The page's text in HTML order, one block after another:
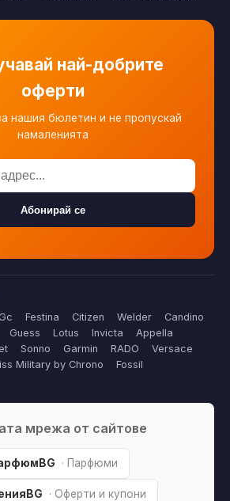
най-добрите
оферти
нашия бюлетин и не пропускай
намаленията
Абонирай се
Gc Festina Citizen Welder
Candino
Guess Lotus Invicta
Appella
Sonno Garmin RADO
Versace
Military by Chrono Fossil
мрежа от сайтове
· Парфюми
· Оферти и купони